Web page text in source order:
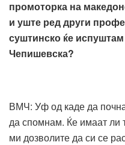
промоторка на
и уште ред други
суштинско ќе
Чепишевска?
ВМЧ: Уф од каде да
да спомнам. Ќе имаат ли
ми дозволите да си се